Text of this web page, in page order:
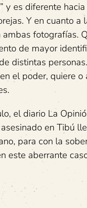
y es diferente
Y en cuanto
fotografías.
de mayor
distintas
el poder, quiere
el diario La
en Tibú
para con la
este aberrante